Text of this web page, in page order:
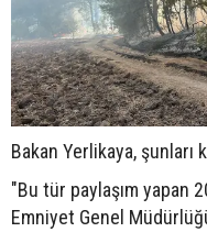
Bakan Yerlikaya, şunları
"Bu tür paylaşım
Emniyet Genel